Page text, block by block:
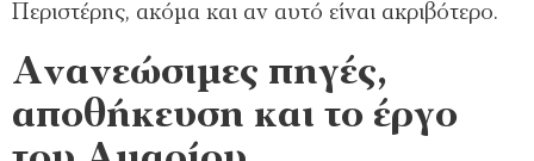
Περιστέρης, ακόμα και αν αυτό είναι ακριβότερο.
Ανανεώσιμες πηγές,
αποθήκευση και το έργο